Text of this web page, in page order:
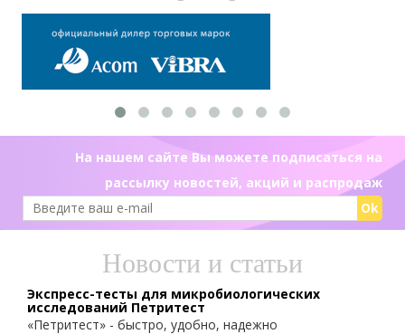
На нашем сайте Вы можете подписаться на
рассылку новостей, акций и распродаж
Ok
Новости и статьи
Экспресс-тесты для микробиологических
исследований Петритест
«Петритест» - быстро, удобно, надежно